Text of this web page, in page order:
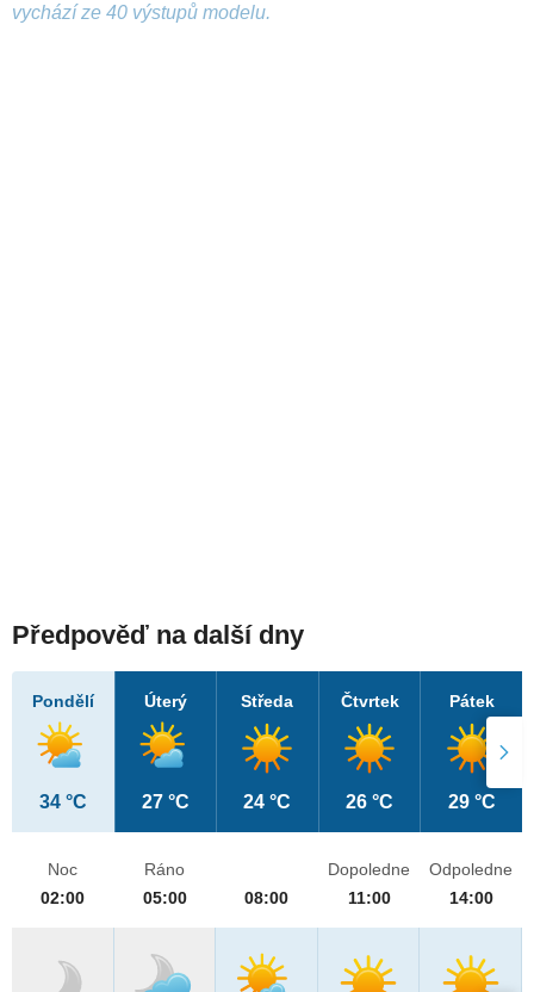
vychází ze 40 výstupů modelu.
Předpověď na další dny
Pondělí
34 °C
Úterý
27 °C
Středa
24 °C
Čtvrtek
26 °C
Pátek
29 °C
Noc
02:00
Ráno
05:00
08:00
Dopoledne
11:00
Odpoledne
14:00